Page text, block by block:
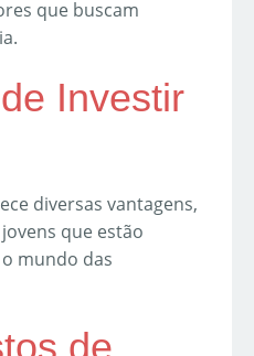
que buscam
Investir
diversas vantagens,
que estão
mundo das
de